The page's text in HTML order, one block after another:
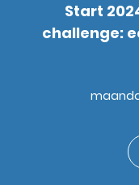
Start
challenge: